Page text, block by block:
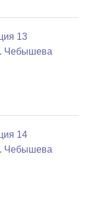
13
Чебышева
14
Чебышева